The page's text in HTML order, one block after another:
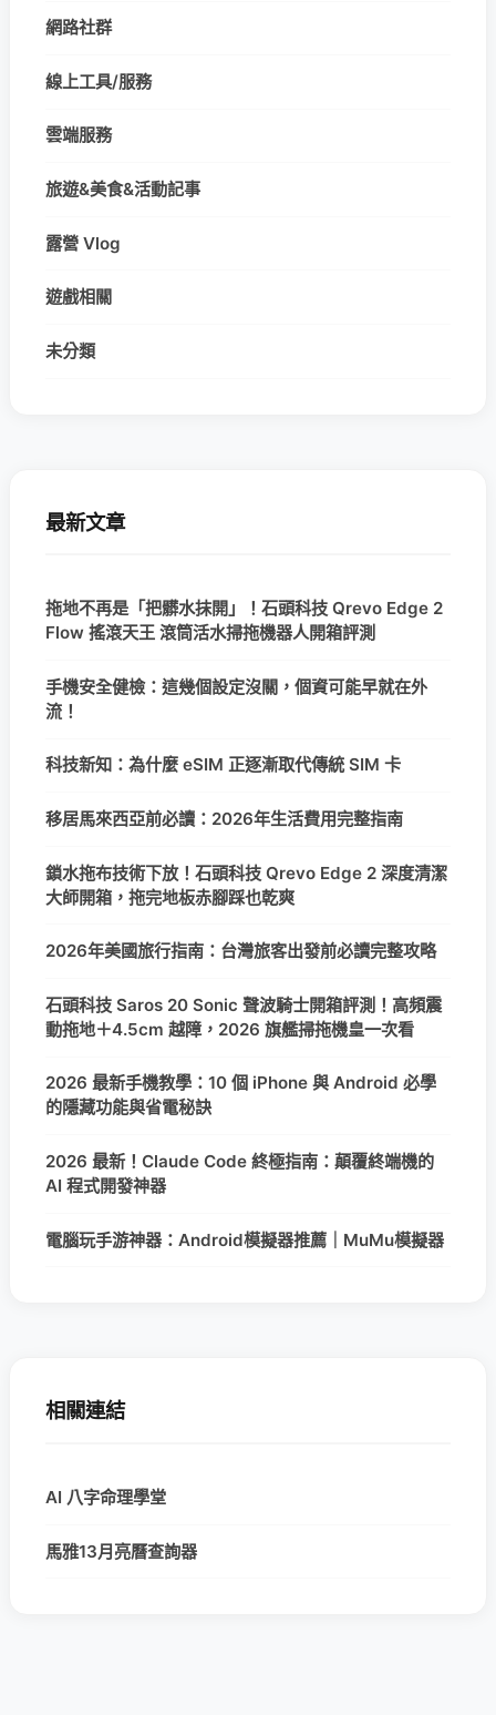
網路社群
線上工具/服務
雲端服務
旅遊&美食&活動記事
露營 Vlog
遊戲相關
未分類
最新文章
拖地不再是「把髒水抹開」！石頭科技 Qrevo Edge 2
Flow 搖滾天王 滾筒活水掃拖機器人開箱評測
手機安全健檢：這幾個設定沒關，個資可能早就在外
流！
科技新知：為什麼 eSIM 正逐漸取代傳統 SIM 卡
移居馬來西亞前必讀：2026年生活費用完整指南
鎖水拖布技術下放！石頭科技 Qrevo Edge 2 深度清潔
大師開箱，拖完地板赤腳踩也乾爽
2026年美國旅行指南：台灣旅客出發前必讀完整攻略
石頭科技 Saros 20 Sonic 聲波騎士開箱評測！高頻震
動拖地＋4.5cm 越障，2026 旗艦掃拖機皇一次看
2026 最新手機教學：10 個 iPhone 與 Android 必學
的隱藏功能與省電秘訣
2026 最新！Claude Code 終極指南：顛覆終端機的
AI 程式開發神器
電腦玩手游神器：Android模擬器推薦｜MuMu模擬器
相關連結
AI 八字命理學堂
馬雅13月亮曆查詢器